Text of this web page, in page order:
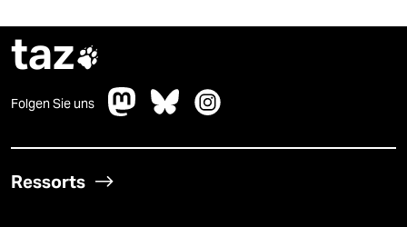
taz
Folgen Sie uns
Ressorts